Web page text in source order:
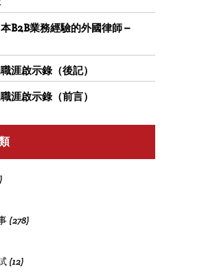
B2B業務經驗的外國律師 –
涯啟示錄（後記）
涯啟示錄（前言）
(278)
(12)